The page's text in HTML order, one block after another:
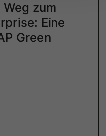
zum
Eine
Green